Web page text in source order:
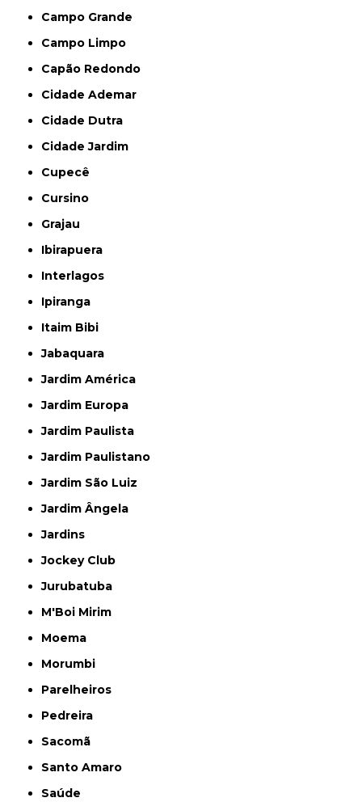
Campo Grande
Campo Limpo
Capão Redondo
Cidade Ademar
Cidade Dutra
Cidade Jardim
Cupecê
Cursino
Grajau
Ibirapuera
Interlagos
Ipiranga
Itaim Bibi
Jabaquara
Jardim América
Jardim Europa
Jardim Paulista
Jardim Paulistano
Jardim São Luiz
Jardim Ângela
Jardins
Jockey Club
Jurubatuba
M'Boi Mirim
Moema
Morumbi
Parelheiros
Pedreira
Sacomã
Santo Amaro
Saúde